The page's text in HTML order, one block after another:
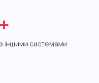
SLA
+
іншими системами